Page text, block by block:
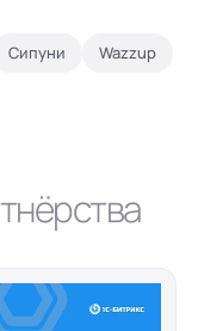
Сипуни
Wazzup